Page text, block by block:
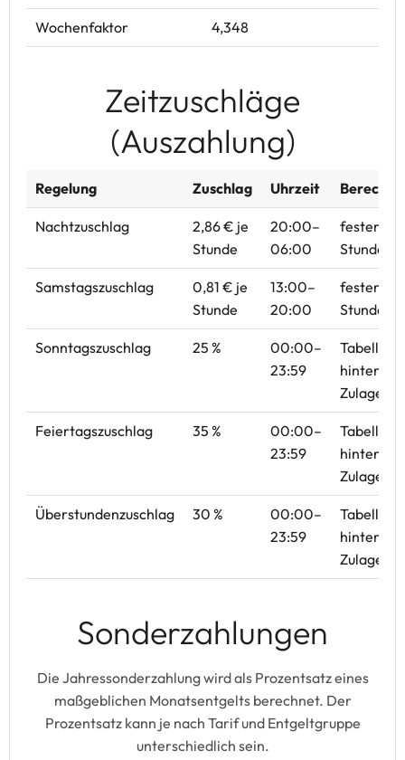
Wochenfaktor 4,348
Zeitzuschläge
(Auszahlung)
Regelung Zuschlag Uhrzeit
Nachtzuschlag
2,86 € je
Stunde
20:00–
06:00
fester
Stunde
Samstagszuschlag
0,81 € je
Stunde
13:00–
20:00
fester
Stunde
Sonntagszuschlag 25 %
00:00–
23:59
Feiertagszuschlag 35 %
00:00–
23:59
Überstundenzuschlag 30 %
00:00–
23:59
Sonderzahlungen
Die Jahressonderzahlung wird als Prozentsatz eines
maßgeblichen Monatsentgelts berechnet. Der
Prozentsatz kann je nach Tarif und Entgeltgruppe
unterschiedlich sein.